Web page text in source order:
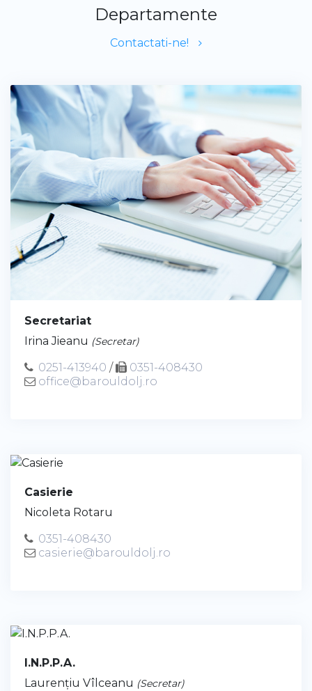
Departamente
Contactati-ne!
Secretariat
Irina Jieanu (Secretar)
0251-413940 /
0351-408430
office@barouldolj.ro
Casierie
Nicoleta Rotaru
0351-408430
casierie@barouldolj.ro
I.N.P.P.A.
Laurenţiu Vîlceanu (Secretar)